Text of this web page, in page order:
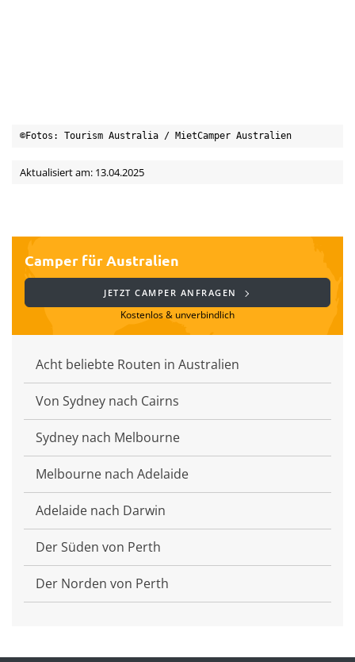
©Fotos: Tourism Australia / MietCamper Australien
Aktualisiert am: 13.04.2025
Camper für Australien
JETZT CAMPER ANFRAGEN
Kostenlos & unverbindlich
Acht beliebte Routen in Australien
Von Sydney nach Cairns
Sydney nach Melbourne
Melbourne nach Adelaide
Adelaide nach Darwin
Der Süden von Perth
Der Norden von Perth